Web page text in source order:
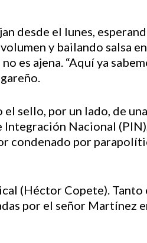
desde el lunes,
y bailando salsa en
es ajena. “Aquí ya
sello, por un lado, de una
Integración Nacional
condenado por
(Héctor Copete). Tanto
por el señor Martínez